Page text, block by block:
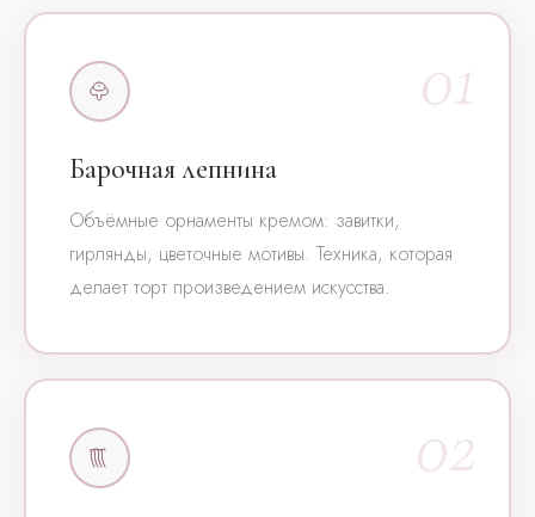
01
Барочная лепнина
Объёмные орнаменты кремом: завитки,
гирлянды, цветочные мотивы. Техника, которая
делает торт произведением искусства.
02